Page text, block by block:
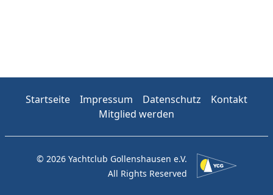
Startseite Impressum Datenschutz
Kontakt
Mitglied werden
© 2026 Yachtclub Gollenshausen e.V.
All Rights Reserved